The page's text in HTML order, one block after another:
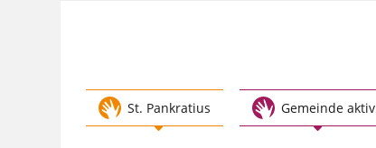
St. Pankratius Gemeinde aktiv